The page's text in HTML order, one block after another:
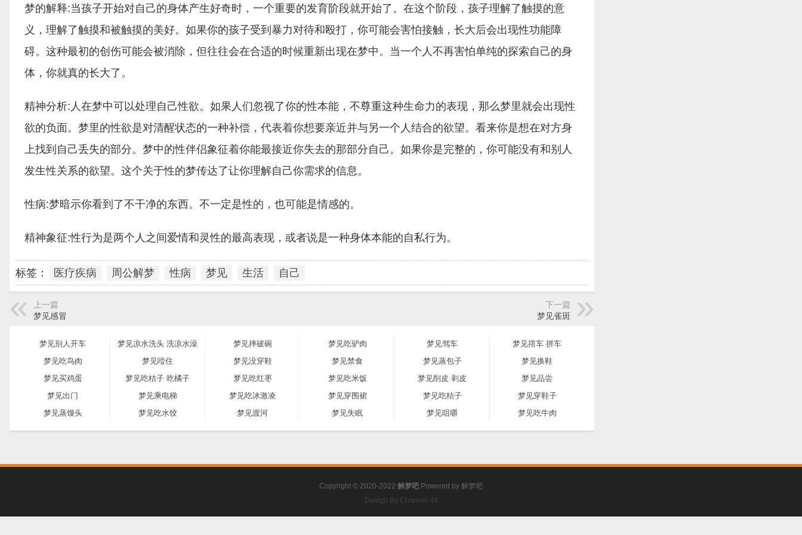
梦的解释:当孩子开始对自己的身体产生好奇时，一个重要的发育阶段就开始了。在这个阶段，孩子理解了触摸的意
义，理解了触摸和被触摸的美好。如果你的孩子受到暴力对待和殴打，你可能会害怕接触，长大后会出现性功能障
碍。这种最初的创伤可能会被消除，但往往会在合适的时候重新出现在梦中。当一个人不再害怕单纯的探索自己的身
体，你就真的长大了。
精神分析:人在梦中可以处理自己性欲。如果人们忽视了你的性本能，不尊重这种生命力的表现，那么梦里就会出现性
欲的负面。梦里的性欲是对清醒状态的一种补偿，代表着你想要亲近并与另一个人结合的欲望。看来你是想在对方身
上找到自己丢失的部分。梦中的性伴侣象征着你能最接近你失去的那部分自己。如果你是完整的，你可能没有和别人
发生性关系的欲望。这个关于性的梦传达了让你理解自己你需求的信息。
性病:梦暗示你看到了不干净的东西。不一定是性的，也可能是情感的。
精神象征:性行为是两个人之间爱情和灵性的最高表现，或者说是一种身体本能的自私行为。
标签： 医疗疾病 周公解梦 性病 梦见 生活 自己
上一篇
梦见感冒
下一篇
梦见雀斑
梦见别人开车 梦见凉水洗头 洗凉水澡 梦见摔破碗 梦见吃驴肉 梦见驾车
梦见撘车 拼车
梦见吃鸟肉
梦见噎住 梦见没穿鞋 梦见禁食 梦见蒸包子
梦见换鞋
梦见买鸡蛋
梦见吃桔子 吃橘子 梦见吃红枣 梦见吃米饭 梦见削皮 剥皮
梦见品尝
梦见出门
梦见乘电梯 梦见吃冰激凌 梦见穿围裙 梦见吃桔子
梦见穿鞋子
梦见蒸馒头
梦见吃水饺 梦见渡河 梦见失眠 梦见咀嚼 梦见吃牛肉
Copyright © 2020-2022 解梦吧 Powered by 解梦吧
Design By Channel 44